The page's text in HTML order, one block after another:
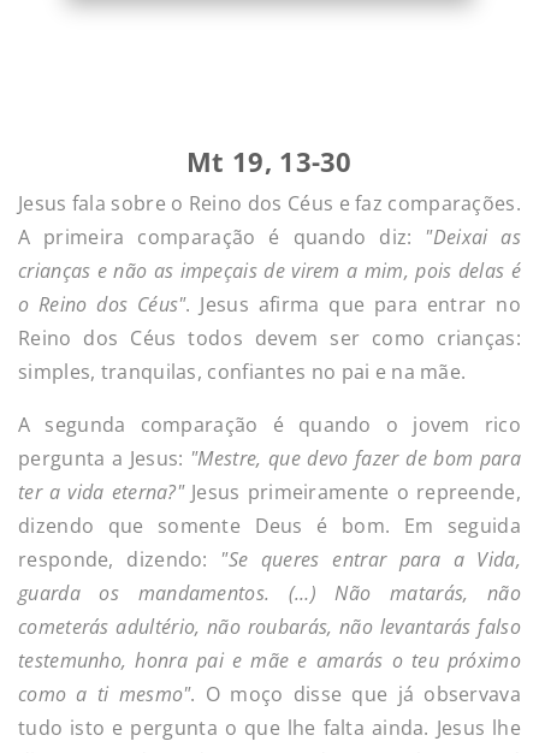
Mt 19, 13-30
Jesus fala sobre o Reino dos Céus e faz comparações.
A primeira comparação é quando diz: "Deixai as
crianças e não as impeçais de virem a mim, pois delas é
o Reino dos Céus". Jesus afirma que para entrar no
Reino dos Céus todos devem ser como crianças:
simples, tranquilas, confiantes no pai e na mãe.
A segunda comparação é quando o jovem rico
pergunta a Jesus: "Mestre, que devo fazer de bom para
ter a vida eterna?" Jesus primeiramente o repreende,
dizendo que somente Deus é bom. Em seguida
responde, dizendo: "Se queres entrar para a Vida,
guarda os mandamentos. (…) Não matarás, não
cometerás adultério, não roubarás, não levantarás falso
testemunho, honra pai e mãe e amarás o teu próximo
como a ti mesmo". O moço disse que já observava
tudo isto e pergunta o que lhe falta ainda. Jesus lhe